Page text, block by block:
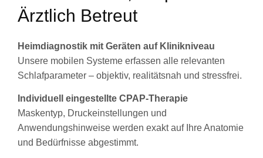
Ärztlich Betreut
Heimdiagnostik mit Geräten auf Klinikniveau
Unsere mobilen Systeme erfassen alle relevanten
Schlafparameter – objektiv, realitätsnah und stressfrei.
Individuell eingestellte CPAP-Therapie
Maskentyp, Druckeinstellungen und
Anwendungshinweise werden exakt auf Ihre Anatomie
und Bedürfnisse abgestimmt.